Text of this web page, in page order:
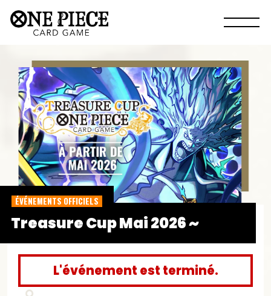
Treasure Cup Mai 2026 ~
ÉVÉNEMENTS OFFICIELS
L'événement est terminé.